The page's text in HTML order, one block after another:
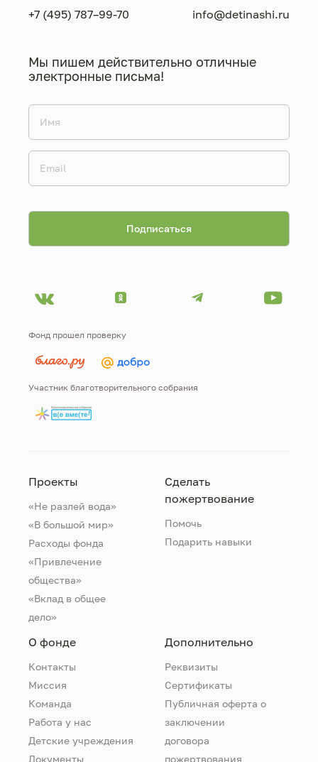
+7 (495) 787–99-70 info@detinashi.ru
Мы пишем действительно отличные
электронные письма!
Фонд прошел проверку
Участник благотворительного собрания
Проекты
«Не разлей вода»
«В большой мир»
Расходы фонда
«Привлечение
общества»
«Вклад в общее
дело»
Сделать
пожертвование
Помочь
Подарить навыки
О фонде
Контакты
Миссия
Команда
Работа у нас
Детские учреждения
Документы
Дополнительно
Реквизиты
Сертификаты
Публичная оферта о
заключении
договора
пожертвования